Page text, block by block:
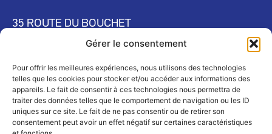
Gérer le consentement
Pour offrir les meilleures expériences, nous utilisons des technologies
telles que les cookies pour stocker et/ou accéder aux informations des
appareils. Le fait de consentir à ces technologies nous permettra de
traiter des données telles que le comportement de navigation ou les ID
uniques sur ce site. Le fait de ne pas consentir ou de retirer son
consentement peut avoir un effet négatif sur certaines caractéristiques
35 ROUTE DU BOUCHET
74400 CHAMONIX-MONT-BLANC
04 50 55 30 30
ESPACE PRESSE